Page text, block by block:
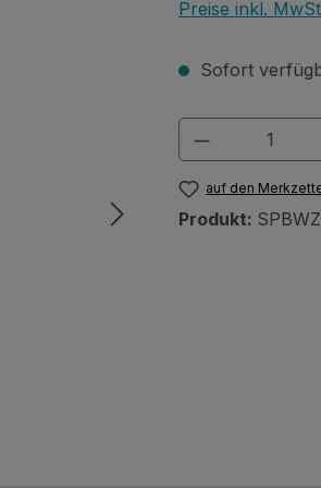
Preise inkl.
Sofort
Produkt
auf den
Produkt: